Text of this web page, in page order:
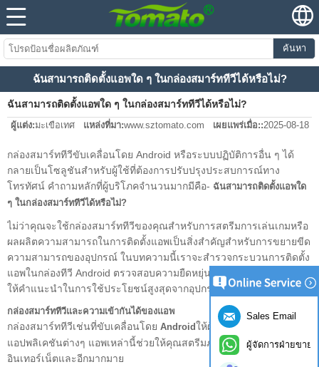
ค้นหา
ฉันสามารถติดตั้งแอพใด ๆ ในกล่องสมาร์ททีวีได้หรือไม่?
ฉันสามารถติดตั้งแอพใด ๆ ในกล่องสมาร์ททีวีได้หรือไม่?
ผู้แต่ง:มะเขือเทศ แหล่งที่มา:www.sztomato.com เผยแพร่เมื่อ::2025-08-18
กล่องสมาร์ททีวีขับเคลื่อนโดย Android หรือระบบปฏิบัติการอื่น ๆ ได้
กลายเป็นโซลูชันสำหรับผู้ใช้ที่ต้องการปรับปรุงประสบการณ์ทาง
โทรทัศน์ คำถามหลักที่ผู้บริโภคจำนวนมากมีคือ- ฉันสามารถติดตั้งแอพใด
ๆ ในกล่องสมาร์ททีวีได้หรือไม่?
ไม่ว่าคุณจะใช้กล่องสมาร์ททีวีของคุณสำหรับการสตรีมการเล่นเกมหรือ
ผลผลิตความสามารถในการติดตั้งแอพเป็นสิ่งสำคัญสำหรับการขยายขีด
ความสามารถของอุปกรณ์ ในบทความนี้เราจะสำรวจกระบวนการติดตั้ง
แอพในกล่องทีวี Android ตรวจสอบความยืดหยุ่นของอุปกรณ์เหล่านี้และ
ให้คำแนะนำในการใช้ประโยชน์สูงสุดจากอุปกรณ์ของคุณ
กล่องสมาร์ททีวีและความเข้ากันได้ของแอพ
กล่องสมาร์ททีวีเช่นที่ขับเคลื่อนโดย Androidให้ผู้ใช้มีอิสระในการติดตั้ง
แอปพลิเคชันต่างๆ แอพเหล่านี้ช่วยให้คุณสตรีมภาพยนตร์เล่นเกมเรียกดู
อินเทอร์เน็ตและอีกมากมาย
Sales Email
ผู้จัดการฝ่ายขาย